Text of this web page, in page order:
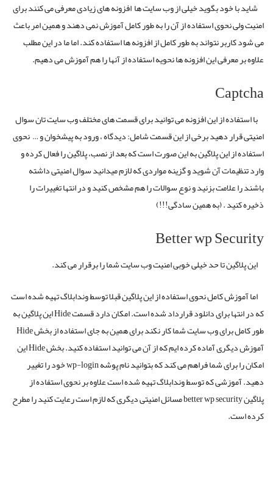
شاید با خود بگوید خیلی از وب سایت ها افزونه های زیادی معرفی می کنند برای
امنیت ولی نحوی استفاده از آن را به طور کامل آموزش نمی دهند و همین امر باعث
می شود کاربر نتواند به طور کامل از افزونه ها استفاده کند. اما ما در این مطلب
علاوه بر معرفی این افزونه ها نحویه استفاده از آنها را هم آموزش می دهیم.
Captcha
با استفاده از این افزونه می توانید برای قسمت های مختلف وب سایت تان سوال
امنیتی قرار دهید برخی از این قسمت شامل: دیدگاه ، ورود به پیشخوان و … نحوی
استفاده از این پلاگین به این صورت است که بعد از نصب، پلاگین را فعال کرده و
وارد تنظیمات آن شوید و گزینه مواردی که لازم میدانید سوال امنیتی داشته
باشند را علامت بزنید و نوع سوالات را هم مشخص کنید و در انتها تغییرات را
ذخیره کنید . (به همین سادگی!!!)
Better wp Security
این پلاگین تا حد خیلی خوبی امنیت وب سایت شما را برقرار می کند.
اما آموزش کامل نحوی استفاده از این پلاگین قبلا توسط وندابلاگ تهیه شده است
که در انتها برای دانلود قرارداد شده است. امکان دارد قسمت Hide این پلاگین به
طور کامل برای وب سایت شما کار نکند برای همین به جای استفاده از بخش Hide
آموزش دیگری آماده کرده ایم که از آن می توانید استفاده کنید. بخش Hide این
امکان را برای شما فراهم می کند که بتوانید نام پوشه wp-login خود را تغییر
دهید. آموزشی که توسط وندابلاگ تهیه شده است علاوه بر نحوی استفاده از
پلاگین better wp security مسائل امنیتی دیگری که لازم است رعایت کنید را مطرح
کرده است.